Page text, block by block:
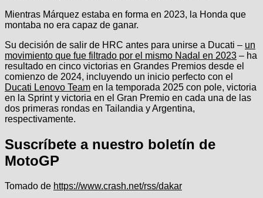
Mientras Márquez estaba en forma en 2023, la Honda que
montaba no era capaz de ganar.
Su decisión de salir de HRC antes para unirse a Ducati – un
movimiento que fue filtrado por el mismo Nadal en 2023 – ha
resultado en cinco victorias en Grandes Premios desde el
comienzo de 2024, incluyendo un inicio perfecto con el
Ducati Lenovo Team en la temporada 2025 con pole, victoria
en la Sprint y victoria en el Gran Premio en cada una de las
dos primeras rondas en Tailandia y Argentina,
respectivamente.
Suscríbete a nuestro boletín de
MotoGP
Tomado de https://www.crash.net/rss/dakar